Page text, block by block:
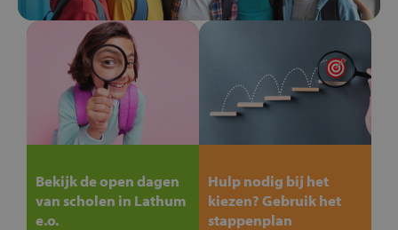
Bekijk de open dagen
van scholen in Lathum
e.o.
Hulp nodig bij het
kiezen? Gebruik het
stappenplan